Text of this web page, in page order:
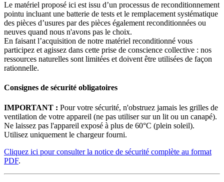
Le matériel proposé ici est issu d’un processus de reconditionnement
pointu incluant une batterie de tests et le remplacement systématique
des pièces d’usures par des pièces également reconditionnées ou
neuves quand nous n'avons pas le choix.
En faisant l’acquisition de notre matériel reconditionné vous
participez et agissez dans cette prise de conscience collective : nos
ressources naturelles sont limitées et doivent être utilisées de façon
rationnelle.
Consignes de sécurité obligatoires
IMPORTANT : Pour votre sécurité, n'obstruez jamais les grilles de
ventilation de votre appareil (ne pas utiliser sur un lit ou un canapé).
Ne laissez pas l'appareil exposé à plus de 60°C (plein soleil).
Utilisez uniquement le chargeur fourni.
Cliquez ici pour consulter la notice de sécurité complète au format
PDF.